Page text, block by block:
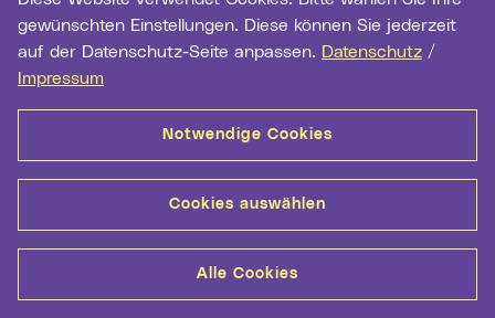
gewünschten Einstellungen. Diese können Sie jederzeit
auf der Datenschutz-Seite anpassen. Datenschutz /
Impressum
Notwendige Cookies
Cookies auswählen
Alle Cookies
Impressum